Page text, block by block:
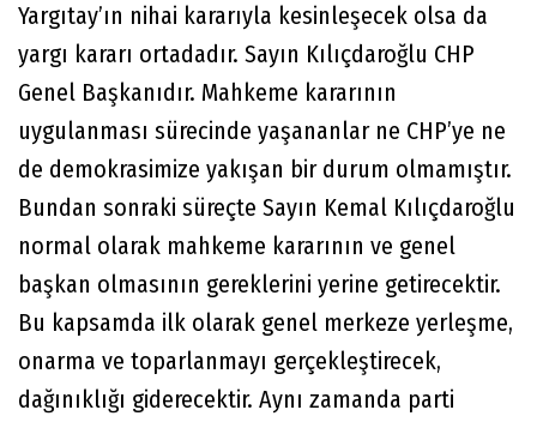
Yargıtay’ın nihai kararıyla kesinleşecek olsa da
yargı kararı ortadadır. Sayın Kılıçdaroğlu CHP
Genel Başkanıdır. Mahkeme kararının
uygulanması sürecinde yaşananlar ne CHP’ye ne
de demokrasimize yakışan bir durum olmamıştır.
Bundan sonraki süreçte Sayın Kemal Kılıçdaroğlu
normal olarak mahkeme kararının ve genel
başkan olmasının gereklerini yerine getirecektir.
Bu kapsamda ilk olarak genel merkeze yerleşme,
onarma ve toparlanmayı gerçekleştirecek,
dağınıklığı giderecektir. Aynı zamanda parti